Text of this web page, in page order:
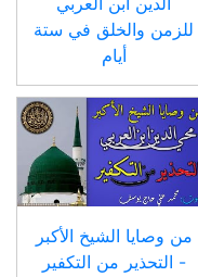
للزمن والخلق في ستة
أيام
من وصايا الشيخ الأكبر
- التحذير من التكفير